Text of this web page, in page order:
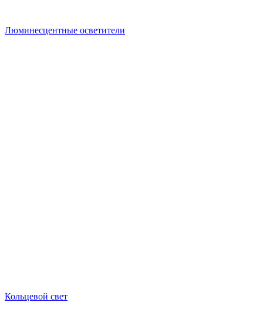
Люминесцентные осветители
Кольцевой свет